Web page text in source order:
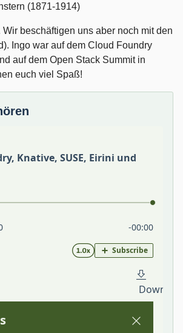
(1871-1914)
Wir beschäftigen uns aber noch mit den
Ingo war auf dem Cloud Foundry
auf dem Open Stack Summit in
euch viel Spaß!